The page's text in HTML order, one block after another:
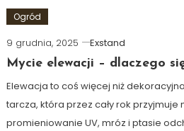
Ogród
9 grudnia, 2025
Exstand
Mycie elewacji – dlaczego
Elewacja to coś więcej niż
tarcza, która przez cały rok przyjmuje
promieniowanie UV, mróz i ptasie